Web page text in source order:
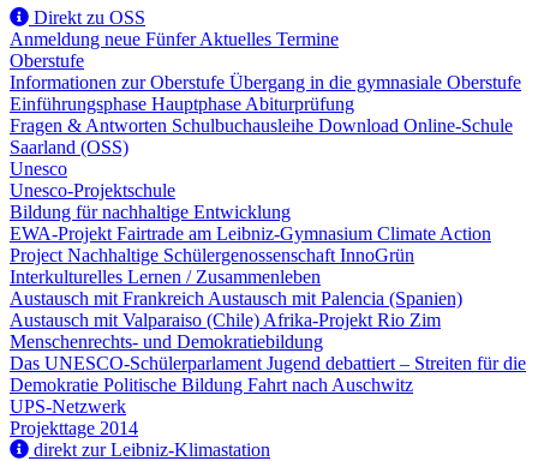
Direkt zu OSS
Anmeldung neue FünferAktuelles Termine
Oberstufe
Informationen zur Oberstufe Übergang in die gymnasiale Oberstufe
Einführungsphase Hauptphase Abiturprüfung
Fragen & Antworten Schulbuchausleihe Download Online-Schule
Saarland (OSS)
Unesco
Unesco-Projektschule
Bildung für nachhaltige Entwicklung
EWA-Projekt Fairtrade am Leibniz-Gymnasium Climate Action
Project Nachhaltige Schülergenossenschaft InnoGrün
Interkulturelles Lernen / Zusammenleben
Austausch mit Frankreich Austausch mit Palencia (Spanien)
Austausch mit Valparaiso (Chile) Afrika-Projekt Rio Zim
Menschenrechts- und Demokratiebildung
Das UNESCO-Schülerparlament Jugend debattiert – Streiten für die
Demokratie Politische Bildung Fahrt nach Auschwitz
UPS-Netzwerk
Projekttage 2014
direkt zur Leibniz-Klimastation